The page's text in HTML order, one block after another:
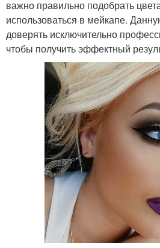
важно правильно подобрать
использоваться в мейкапе.
доверять исключительно
чтобы получить эффектный